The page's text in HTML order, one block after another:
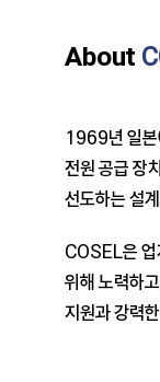
About
1969년 일
전원 공급 장
선도하는 설
COSEL은 업
위해 노력하
지원과 강력